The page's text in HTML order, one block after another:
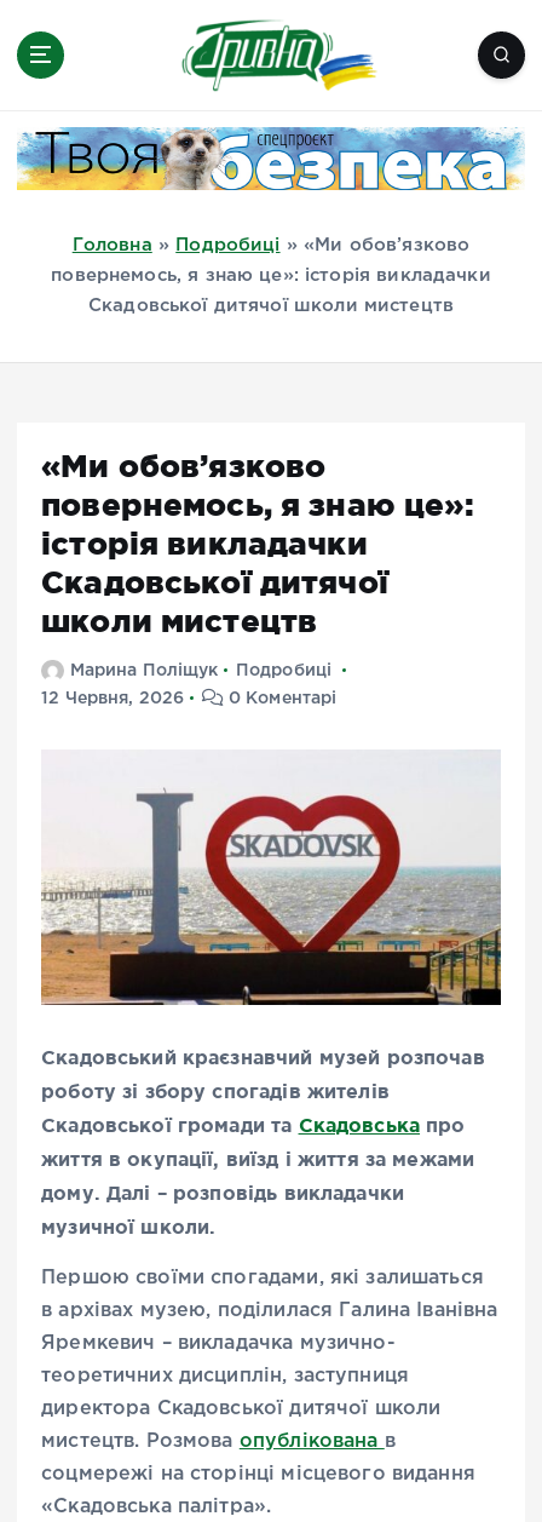
Миколаїв, Одеса, Мелітополь
Головна » Подробиці » «Ми обов’язково
повернемось, я знаю це»: історія викладачки
Скадовської дитячої школи мистецтв
«Ми обов’язково
повернемось, я знаю це»:
історія викладачки
Скадовської дитячої
школи мистецтв
Марина Поліщук
Подробиці
12 Червня, 2026
0 Коментарі
Скадовський краєзнавчий музей розпочав
роботу зі збору спогадів жителів
Скадовської громади та Скадовська про
життя в окупації, виїзд і життя за межами
дому. Далі – розповідь викладачки
музичної школи.
Першою своїми спогадами, які залишаться
в архівах музею, поділилася Галина Іванівна
Яремкевич – викладачка музично-
теоретичних дисциплін, заступниця
директора Скадовської дитячої школи
мистецтв. Розмова опублікована в
соцмережі на сторінці місцевого видання
«Скадовська палітра».